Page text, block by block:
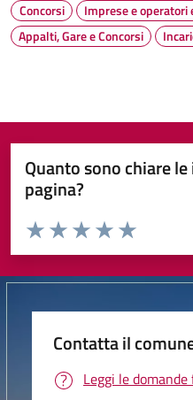
Concorsi
Imprese e operatori
Appalti, Gare e Concorsi
Quanto sono chiare
pagina?
Valuta da 1 a 5 stelle la pagina
Valuta 5
Valuta 4 stelle
Valuta 3 stelle su 5
Valuta 2 stelle su 5
Valuta 1 stelle su 5
Contatta il
Leggi le